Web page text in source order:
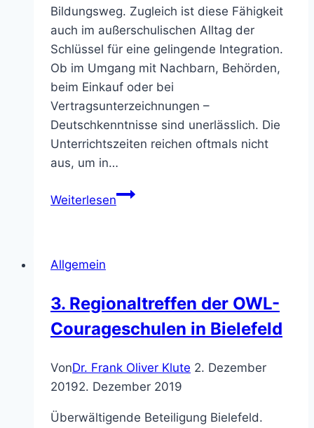
Bildungsweg. Zugleich ist diese Fähigkeit
auch im außerschulischen Alltag der
Schlüssel für eine gelingende Integration.
Ob im Umgang mit Nachbarn, Behörden,
beim Einkauf oder bei
Vertragsunterzeichnungen –
Deutschkenntnisse sind unerlässlich. Die
Unterrichtszeiten reichen oftmals nicht
aus, um in…
WeiterlesenFerienIntensivTraining
Allgemein
3. Regionaltreffen der OWL-
Courageschulen in Bielefeld
VonDr. Frank Oliver Klute 2. Dezember
20192. Dezember 2019
Überwältigende Beteiligung Bielefeld.